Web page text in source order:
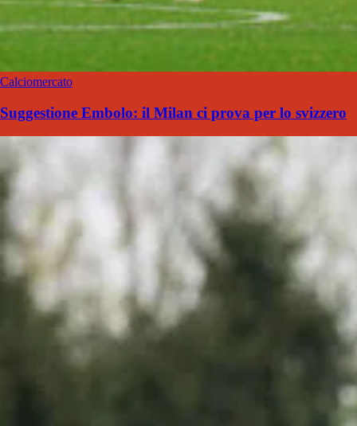
Calciomercato
Suggestione Embolo: il Milan ci prova per lo svizzero